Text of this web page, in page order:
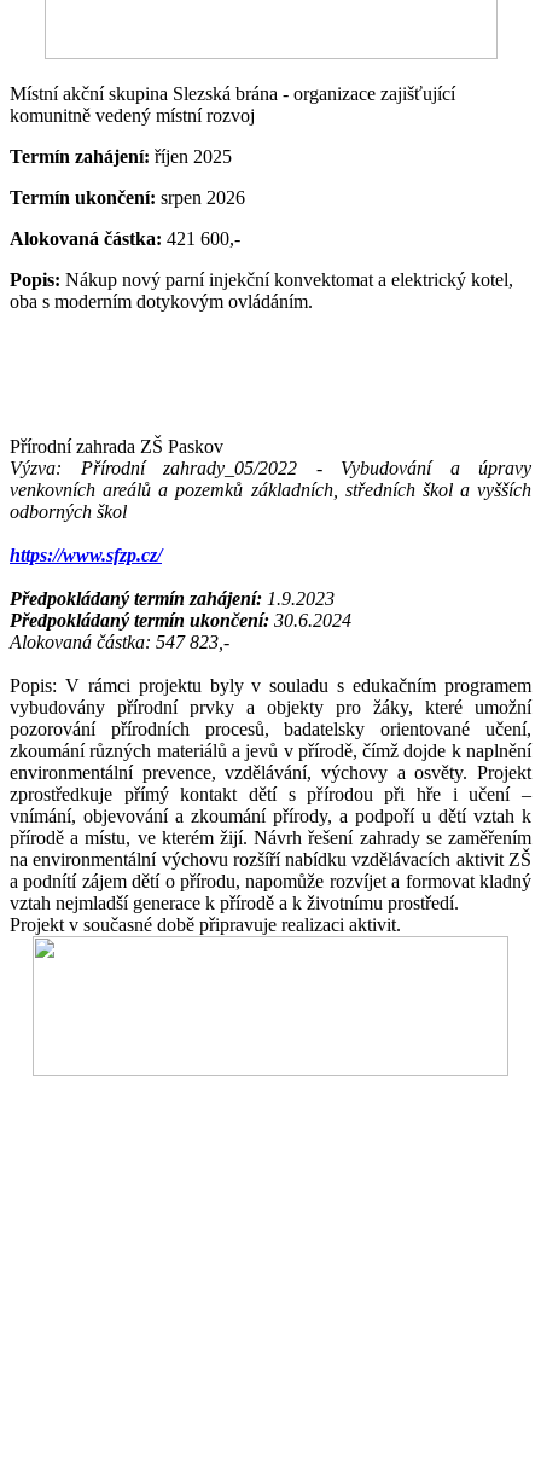
Místní akční skupina Slezská brána - organizace zajišťující
komunitně vedený místní rozvoj
Termín zahájení: říjen 2025
Termín ukončení: srpen 2026
Alokovaná částka: 421 600,-
Popis: Nákup nový parní injekční konvektomat a elektrický kotel,
oba s moderním dotykovým ovládáním.
Přírodní zahrada ZŠ Paskov
Výzva: Přírodní zahrady_05/2022 - Vybudování a úpravy
venkovních areálů a pozemků základních, středních škol a vyšších
odborných škol
https://www.sfzp.cz/
Předpokládaný termín zahájení: 1.9.2023
Předpokládaný termín ukončení: 30.6.2024
Alokovaná částka: 547 823,-
Popis: V rámci projektu byly v souladu s edukačním programem
vybudovány přírodní prvky a objekty pro žáky, které umožní
pozorování přírodních procesů, badatelsky orientované učení,
zkoumání různých materiálů a jevů v přírodě, čímž dojde k naplnění
environmentální prevence, vzdělávání, výchovy a osvěty. Projekt
zprostředkuje přímý kontakt dětí s přírodou při hře i učení –
vnímání, objevování a zkoumání přírody, a podpoří u dětí vztah k
přírodě a místu, ve kterém žijí. Návrh řešení zahrady se zaměřením
na environmentální výchovu rozšíří nabídku vzdělávacích aktivit ZŠ
a podnítí zájem dětí o přírodu, napomůže rozvíjet a formovat kladný
vztah nejmladší generace k přírodě a k životnímu prostředí.
Projekt v současné době připravuje realizaci aktivit.